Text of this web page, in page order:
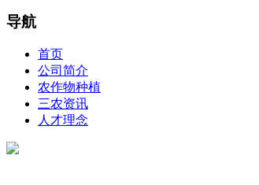
导航
首页
公司简介
农作物种植
三农资讯
人才理念